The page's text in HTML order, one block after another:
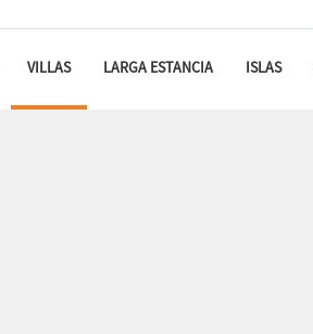
VILLAS LARGA ESTANCIA ISLAS